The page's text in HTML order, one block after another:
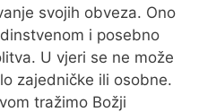
svojih obveza. Ono
i posebno
U vjeri se ne može
zajedničke ili osobne.
tražimo Božji